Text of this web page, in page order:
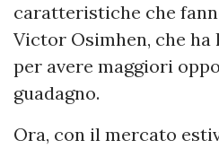
caratteristiche che
Victor Osimhen, che
per avere maggiori
guadagno.
Ora, con il mercato